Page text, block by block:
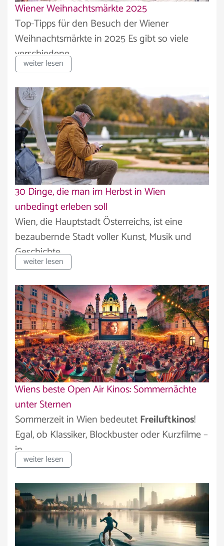
Wiener Weihnachtsmärkte 2025
Top-Tipps für den Besuch der Wiener
Weihnachtsmärkte in 2025 Es gibt so viele
verschiedene...
weiter lesen
30 Dinge, die man im Herbst in Wien
unbedingt erleben soll
Wien, die Hauptstadt Österreichs, ist eine
bezaubernde Stadt voller Kunst, Musik und
Geschichte....
weiter lesen
Wiens beste Open Air Kinos: Sommernächte
unter Sternen
Sommerzeit in Wien bedeutetFreiluftkinos!
Egal, ob Klassiker, Blockbuster oder Kurzfilme –
in...
weiter lesen